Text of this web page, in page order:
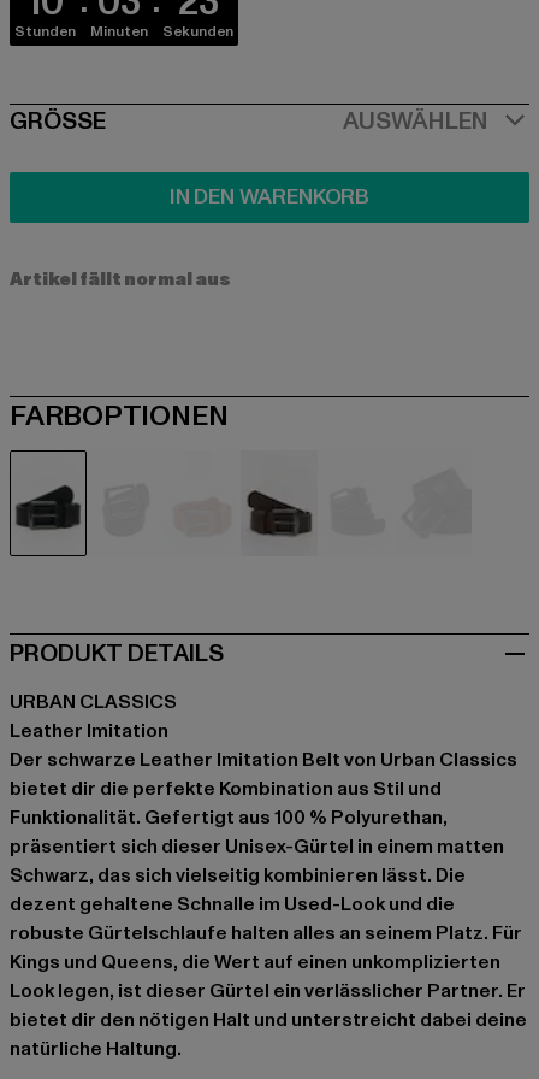
Stunden Minuten Sekunden
SIZE
GRÖSSE AUSWÄHLEN
IN DEN WARENKORB
Artikel fällt normal aus
FARBOPTIONEN
PRODUKT DETAILS
URBAN CLASSICS
Leather Imitation
Der schwarze Leather Imitation Belt von Urban Classics
bietet dir die perfekte Kombination aus Stil und
Funktionalität. Gefertigt aus 100 % Polyurethan,
präsentiert sich dieser Unisex-Gürtel in einem matten
Schwarz, das sich vielseitig kombinieren lässt. Die
dezent gehaltene Schnalle im Used-Look und die
robuste Gürtelschlaufe halten alles an seinem Platz. Für
Kings und Queens, die Wert auf einen unkomplizierten
Look legen, ist dieser Gürtel ein verlässlicher Partner. Er
bietet dir den nötigen Halt und unterstreicht dabei deine
natürliche Haltung.